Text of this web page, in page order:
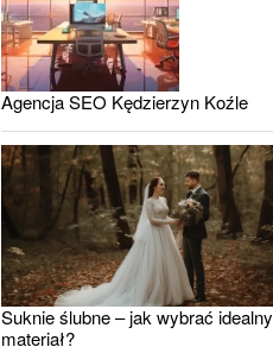
Agencja SEO Kędzierzyn Koźle
Suknie ślubne – jak wybrać idealny
materiał?